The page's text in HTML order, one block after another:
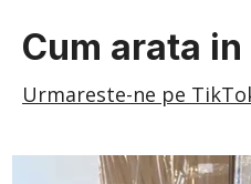
Cum arata
Urmareste-ne pe